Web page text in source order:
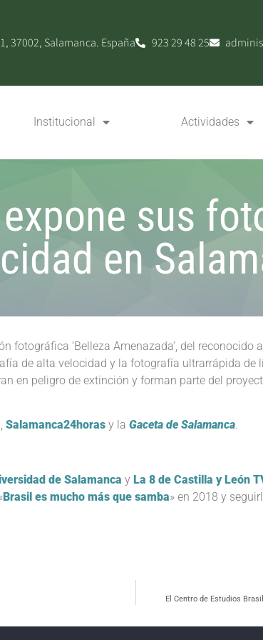
37002, Salamanca. España 923 29 48 25
Institucional Actividades
sus
en
fotográfica ‘Belleza Amenazada’, del
de alta velocidad y la fotografía ultrarrápida de
en peligro de extinción y forman parte del
, Salamanca24horas y la Gaceta de Salamanca.
de Salamanca y La 8 de Castilla y León
Brasil es mucho más que samba» en 2018 y
El Centro de Estudios